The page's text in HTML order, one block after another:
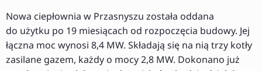
Nowa ciepłownia w Przasnyszu została oddana
do użytku po 19 miesiącach od rozpoczęcia budowy. Jej
łączna moc wynosi 8,4 MW. Składają się na nią trzy kotły
zasilane gazem, każdy o mocy 2,8 MW. Dokonano już